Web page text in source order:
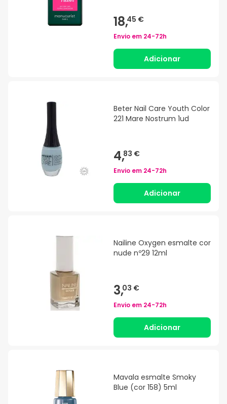
18,45 €
Envio em 24-72h
Adicionar
Beter Nail Care Youth Color
221 Mare Nostrum 1ud
4,83 €
Envio em 24-72h
Adicionar
Nailine Oxygen esmalte cor
nude nº29 12ml
3,03 €
Envio em 24-72h
Adicionar
Mavala esmalte Smoky
Blue (cor 158) 5ml